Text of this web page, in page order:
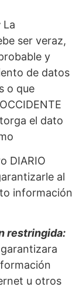
La
ser veraz,
y
de datos
o que
el dato
DIARIO
al
información
restringida:
garantizara
u otros